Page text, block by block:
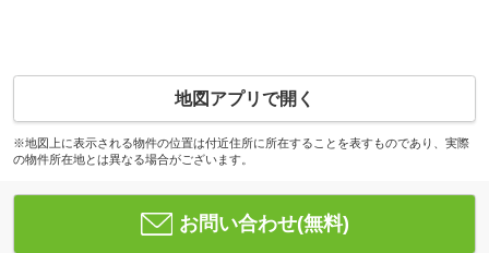
地図アプリで開く
※地図上に表示される物件の位置は付近住所に所在することを表すものであり、実際
の物件所在地とは異なる場合がございます。
お問い合わせ(無料)